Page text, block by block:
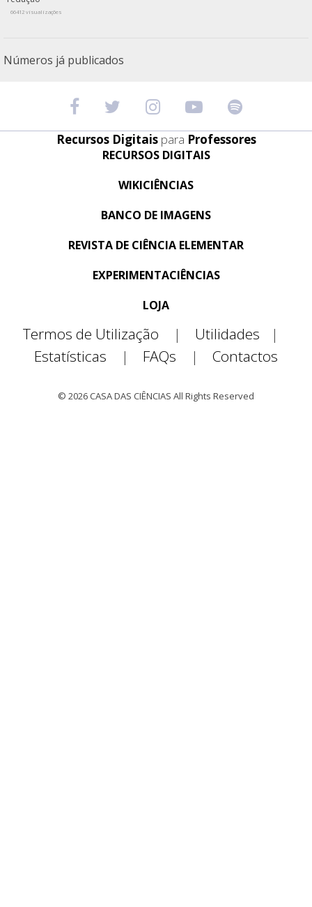
66412 visualizações
Números já publicados
Recursos Digitais para Professores
RECURSOS DIGITAIS
WIKICIÊNCIAS
BANCO DE IMAGENS
REVISTA DE CIÊNCIA ELEMENTAR
EXPERIMENTACIÊNCIAS
LOJA
Termos de Utilização | Utilidades
|
Estatísticas
| FAQs | Contactos
© 2026 CASA DAS CIÊNCIAS All Rights Reserved